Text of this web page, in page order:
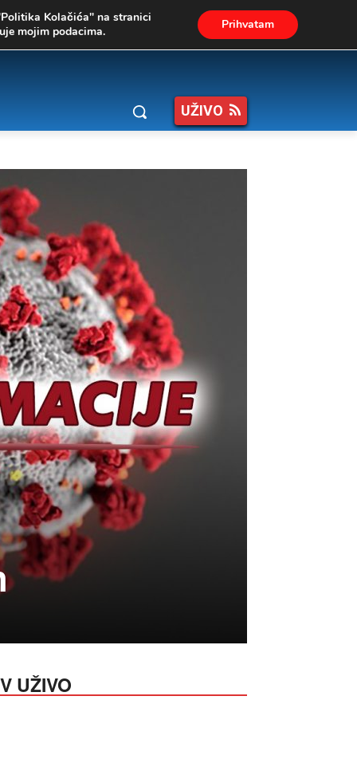
UŽIVO
UŽIVO
Kolačića" na stranici
mojim podacima. Prihvatam